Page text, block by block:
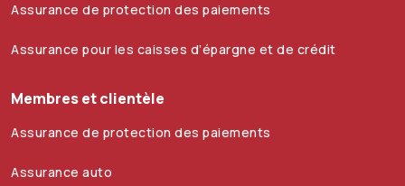
Assurance de protection des paiements
Assurance pour les caisses d’épargne et de crédit
Membres et clientèle
Assurance de protection des paiements
Assurance auto